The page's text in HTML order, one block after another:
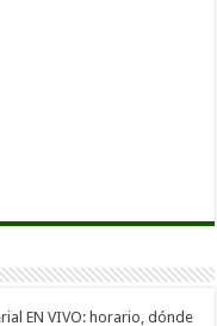
EN VIVO: horario, dónde